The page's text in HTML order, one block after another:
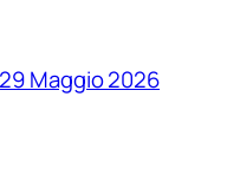
29 Maggio 2026